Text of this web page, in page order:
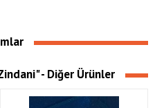
- Diğer Ürünler